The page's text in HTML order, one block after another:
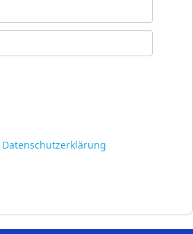
Datenschutzerklärung